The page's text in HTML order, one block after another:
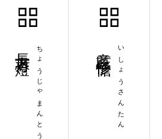
ちょうじゃまんとう いしょうさんたん